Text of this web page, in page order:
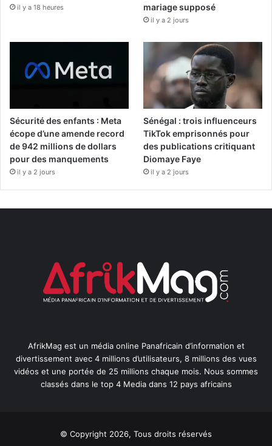
il y a 18 heures
mariage supposé
il y a 2 jours
Sécurité des enfants : Meta
écope d’une amende record
de 942 millions de dollars
pour des manquements
il y a 2 jours
Sénégal : trois influenceurs
TikTok emprisonnés pour
des publications critiquant
Diomaye Faye
il y a 2 jours
AfrikMag est un média online Panafricain d’information et
divertissement avec 4 millions d’utilisateurs, 8 millions des vues
vidéos et une portée de 25 millions chaque mois. Nous sommes
classés dans le top 4 Media dans 12 pays africains
© Copyright 2026, Tous droits réservés